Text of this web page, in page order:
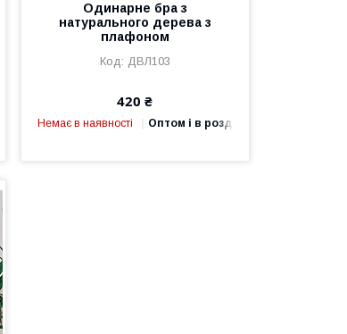
Одинарне бра з
натурального дерева з
плафоном
ДВЛ103
420 ₴
Немає в наявності Оптом і в роздріб